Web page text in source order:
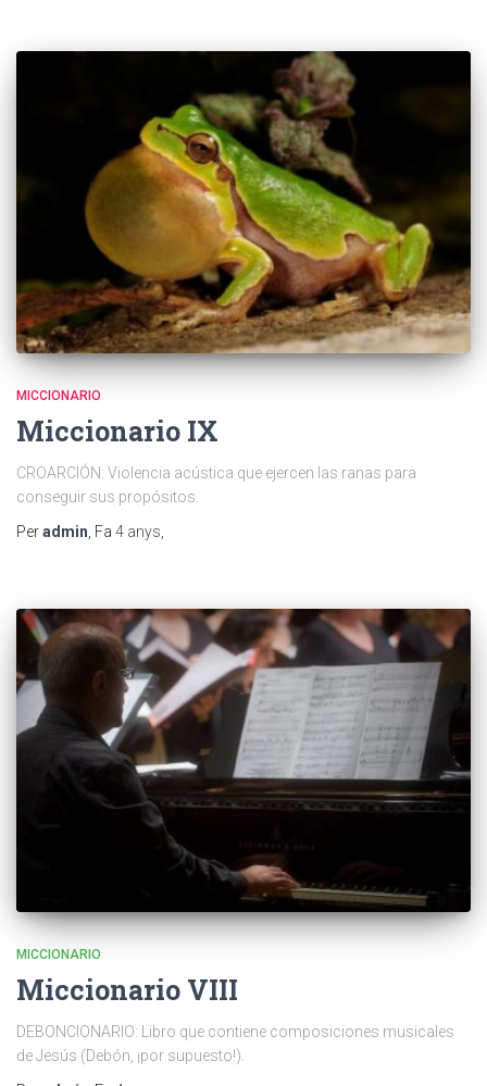
MICCIONARIO
Miccionario IX
CROARCIÓN: Violencia acústica que ejercen las ranas para
conseguir sus propósitos.
Peradmin, Fa 4 anys,
MICCIONARIO
Miccionario VIII
DEBONCIONARIO: Libro que contiene composiciones musicales
de Jesús (Debón, ¡por supuesto!).